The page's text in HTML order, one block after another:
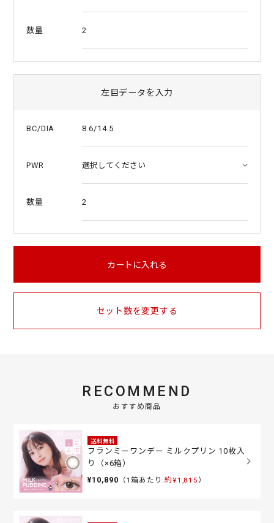
数量 2
左目データを入力
BC/DIA 8.6/14.5
PWR
数量 2
カートに入れる
セット数を変更する
RECOMMEND
おすすめ商品
送料無料
フランミーワンデー ミルクプリン 10枚入
り（×6箱）
¥10,890 （1箱あたり:約¥1,815 ）